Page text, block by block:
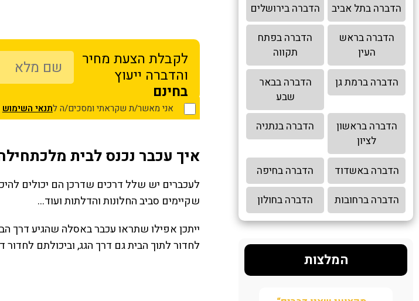
לקבלת הצעת מחיר
והדברה ייעוץ
בחינם
אני מאשר/ת שקראתי ומסכים/ה לתנאי השימוש
איך עכבר נכנס לבית
לעכברים יש שלל דרכים שדרכן הם יכולים
שקיימים סביב החלונות והדלתות ועוד…
ייתכן אפילו שתראו עכבר באסלה שהגיע דרך
לחדור לתוך הבית גם דרך הגג, וביכולתם
הדברה בתל אביב הדברה בירושלים
הדברה בראש
העין
הדברה בפתח
תקווה
הדברה ברמת גן
הדברה בבאר
שבע
הדברה בראשון
לציון
הדברה בנתניה
הדברה באשדוד הדברה בחיפה
הדברה ברחובות הדברה בחולון
המלצות